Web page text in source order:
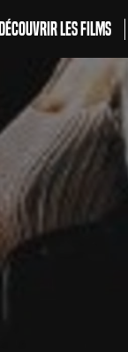
Découvrir les films